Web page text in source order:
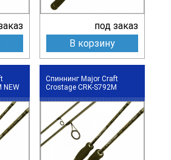
под заказ
В корзину
NEW
Спиннинг Major Craft
Crostage CRK-S792M